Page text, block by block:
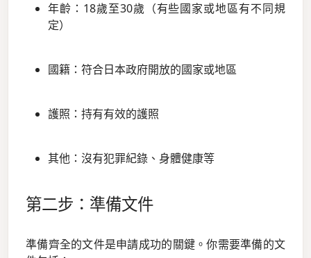
年齡：18歲至30歲（有些國家或地區有不同規
定）
國籍：符合日本政府開放的國家或地區
護照：持有有效的護照
其他：沒有犯罪紀錄、身體健康等
第二步：準備文件
準備齊全的文件是申請成功的關鍵。你需要準備的文